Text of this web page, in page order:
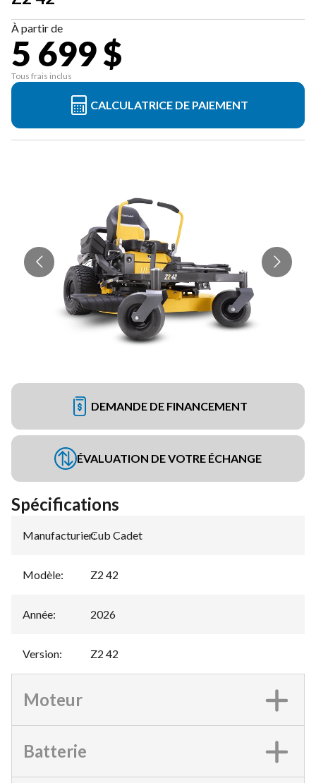
À partir de
5 699 $
Tous frais inclus
CALCULATRICE DE PAIEMENT
DEMANDE DE FINANCEMENT
ÉVALUATION DE VOTRE ÉCHANGE
Spécifications
Manufacturier:
Cub Cadet
Modèle: Z2 42
Année: 2026
Version: Z2 42
Moteur
Batterie